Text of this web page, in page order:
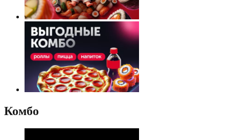
Комбо